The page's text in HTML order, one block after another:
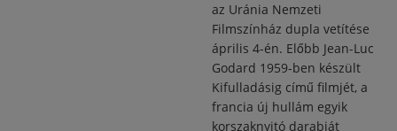
az Uránia Nemzeti
Filmszínház dupla vetítése
április 4-én. Előbb Jean-Luc
Godard 1959-ben készült
Kifulladásig című filmjét, a
francia új hullám egyik
korszaknyitó darabját